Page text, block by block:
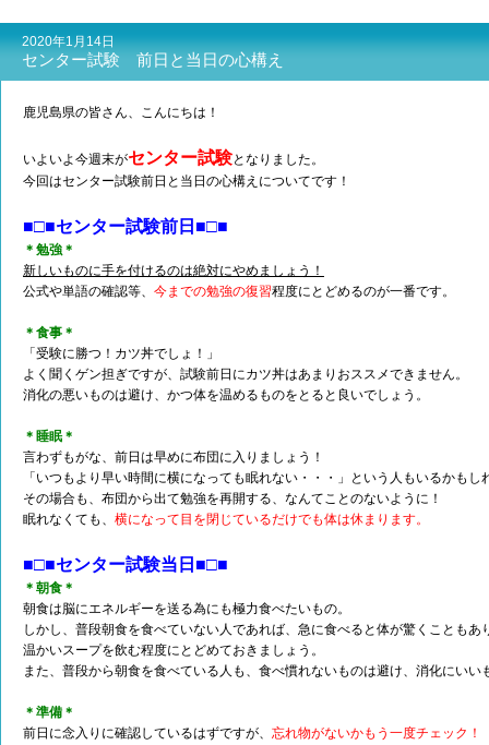
2020年1月14日
センター試験 前日と当日の心構え
鹿児島県の皆さん、こんにちは！
いよいよ今週末がセンター試験となりました。
今回はセンター試験前日と当日の心構えについてです！
■□■センター試験前日■□■
＊勉強＊
新しいものに手を付けるのは絶対にやめましょう！
公式や単語の確認等、 今までの勉強の復習程度にとどめるのが一番です。
＊食事＊
「受験に勝つ！カツ丼でしょ！」
よく聞くゲン担ぎですが、試験前日にカツ丼はあまりおススメできません。
消化の悪いものは避け、かつ体を温めるものをとると良いでしょう。
＊睡眠＊
言わずもがな、前日は早めに布団に入りましょう！
「いつもより早い時間に横になっても眠れない・・・」という人もいるかもし
その場合も、布団から出て勉強を再開する、なんてことのないように！
眠れなくても、 横になって目を閉じているだけでも体は休まります。
■□■センター試験当日■□■
＊朝食＊
朝食は脳にエネルギーを送る為にも極力食べたいもの。
しかし、普段朝食を食べていない人であれば、急に食べると体が驚くこともあ
温かいスープを飲む程度にとどめておきましょう。
また、普段から朝食を食べている人も、食べ慣れないものは避け、消化にいい
＊準備＊
前日に念入りに確認しているはずですが、 忘れ物がないかもう一度チェック！